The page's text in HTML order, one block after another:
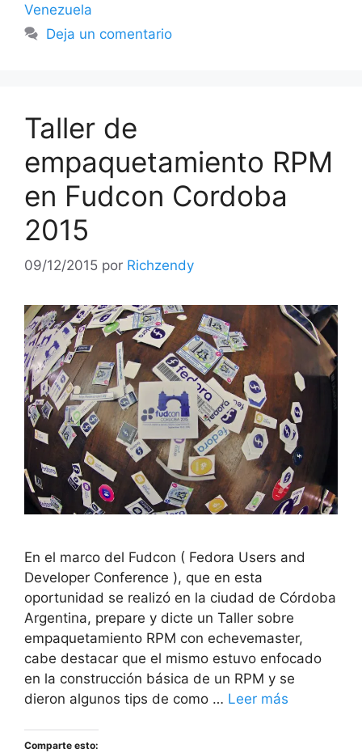
Venezuela
Deja un comentario
Taller de
empaquetamiento RPM
en Fudcon Cordoba
2015
09/12/2015 por Richzendy
En el marco del Fudcon ( Fedora Users and
Developer Conference ), que en esta
oportunidad se realizó en la ciudad de Córdoba
Argentina, prepare y dicte un Taller sobre
empaquetamiento RPM con echevemaster,
cabe destacar que el mismo estuvo enfocado
en la construcción básica de un RPM y se
dieron algunos tips de como … Leer más
Comparte esto: